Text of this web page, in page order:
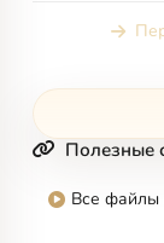
Полезные
Все файлы